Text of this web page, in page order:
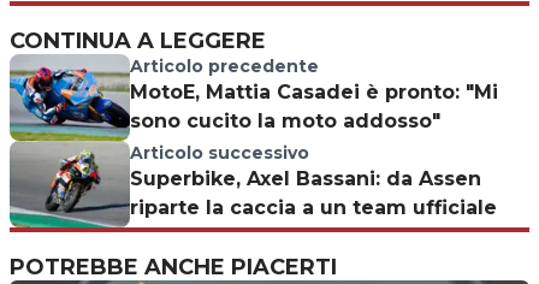
CONTINUA A LEGGERE
Articolo precedente
MotoE, Mattia Casadei è pronto: "Mi
sono cucito la moto addosso"
Articolo successivo
Superbike, Axel Bassani: da Assen
riparte la caccia a un team ufficiale
POTREBBE ANCHE PIACERTI